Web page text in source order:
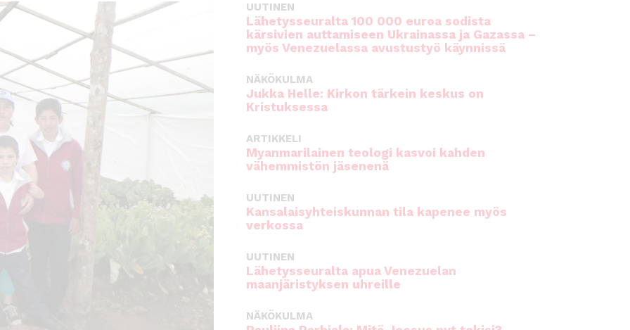
UUTINEN
Lähetysseuralta 100 000 euroa sodista
kärsivien auttamiseen Ukrainassa ja Gazassa –
myös Venezuelassa avustustyö käynnissä
NÄKÖKULMA
Jukka Helle: Kirkon tärkein keskus on
Kristuksessa
ARTIKKELI
Myanmarilainen teologi kasvoi kahden
vähemmistön jäsenenä
UUTINEN
Kansalaisyhteiskunnan tila kapenee myös
verkossa
UUTINEN
Lähetysseuralta apua Venezuelan
maanjäristyksen uhreille
NÄKÖKULMA